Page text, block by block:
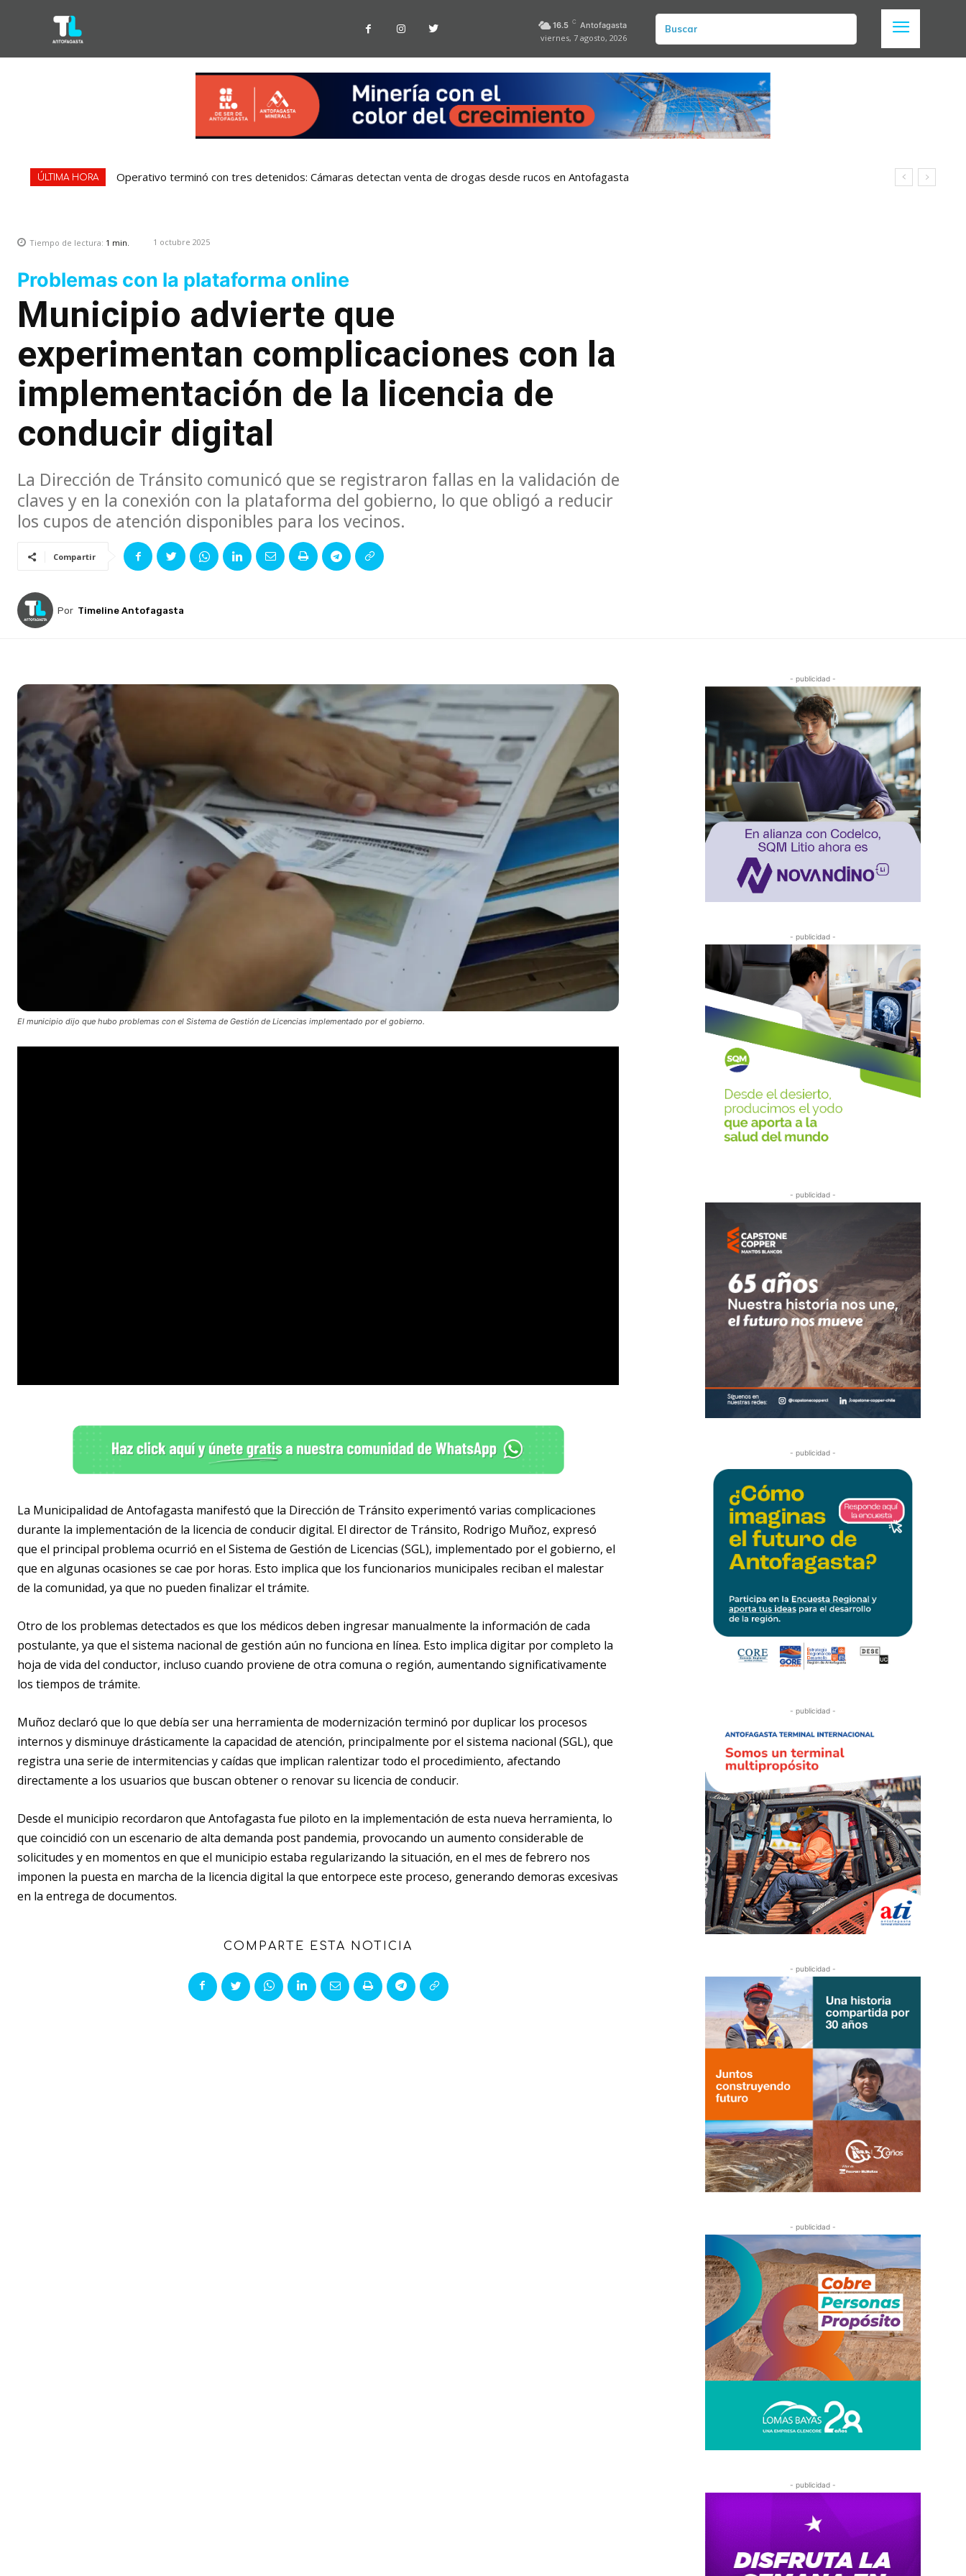
16.5 C Antofagasta
viernes, 7 agosto, 2026
Buscar
ÚLTIMA HORA Operativo terminó con tres detenidos: Cámaras detectan venta de drogas desde rucos en Antofagasta
Tiempo de lectura: 1 min. 1 octubre 2025
Problemas con la plataforma online
Municipio advierte que
experimentan complicaciones con la
implementación de la licencia de
conducir digital
La Dirección de Tránsito comunicó que se registraron fallas en la validación de
claves y en la conexión con la plataforma del gobierno, lo que obligó a reducir
los cupos de atención disponibles para los vecinos.
Compartir
Por Timeline Antofagasta
El municipio dijo que hubo problemas con el Sistema de Gestión de Licencias implementado por el gobierno.
La Municipalidad de Antofagasta manifestó que la Dirección de Tránsito experimentó varias complicaciones
durante la implementación de la licencia de conducir digital. El director de Tránsito, Rodrigo Muñoz, expresó
que el principal problema ocurrió en el Sistema de Gestión de Licencias (SGL), implementado por el gobierno, el
que en algunas ocasiones se cae por horas. Esto implica que los funcionarios municipales reciban el malestar
de la comunidad, ya que no pueden finalizar el trámite.
Otro de los problemas detectados es que los médicos deben ingresar manualmente la información de cada
postulante, ya que el sistema nacional de gestión aún no funciona en línea. Esto implica digitar por completo la
hoja de vida del conductor, incluso cuando proviene de otra comuna o región, aumentando significativamente
los tiempos de trámite.
Muñoz declaró que lo que debía ser una herramienta de modernización terminó por duplicar los procesos
internos y disminuye drásticamente la capacidad de atención, principalmente por el sistema nacional (SGL), que
registra una serie de intermitencias y caídas que implican ralentizar todo el procedimiento, afectando
directamente a los usuarios que buscan obtener o renovar su licencia de conducir.
Desde el municipio recordaron que Antofagasta fue piloto en la implementación de esta nueva herramienta, lo
que coincidió con un escenario de alta demanda post pandemia, provocando un aumento considerable de
solicitudes y en momentos en que el municipio estaba regularizando la situación, en el mes de febrero nos
imponen la puesta en marcha de la licencia digital la que entorpece este proceso, generando demoras excesivas
en la entrega de documentos.
COMPARTE ESTA NOTICIA
- publicidad -
- publicidad -
- publicidad -
- publicidad -
- publicidad -
- publicidad -
- publicidad -
- publicidad -